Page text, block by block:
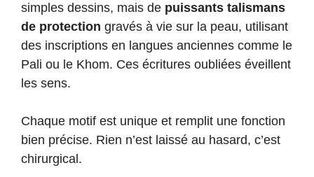
simples dessins, mais de puissants talismans
de protection gravés à vie sur la peau, utilisant
des inscriptions en langues anciennes comme le
Pali ou le Khom. Ces écritures oubliées éveillent
les sens.
Chaque motif est unique et remplit une fonction
bien précise. Rien n’est laissé au hasard, c’est
chirurgical.